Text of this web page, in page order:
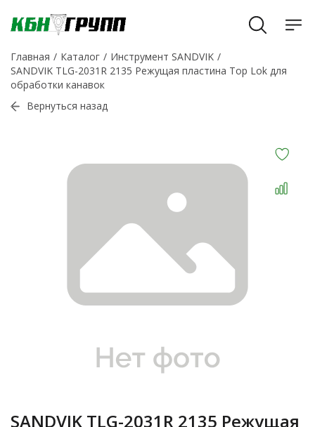
Главная Каталог
Инструмент SANDVIK
SANDVIK TLG-2031R 2135 Режущая пластина Top Lok для
обработки канавок
Вернуться назад
SANDVIK TLG-2031R 2135 Режущая